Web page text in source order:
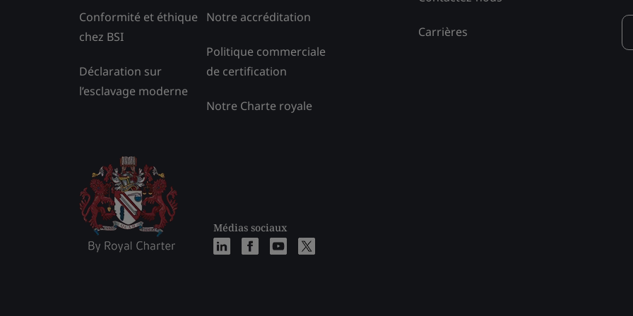
Conformité et éthique
chez BSI
Déclaration sur
l’esclavage moderne
Notre accréditation
Politique commerciale
de certification
Notre Charte royale
Médias sociaux
Carrières